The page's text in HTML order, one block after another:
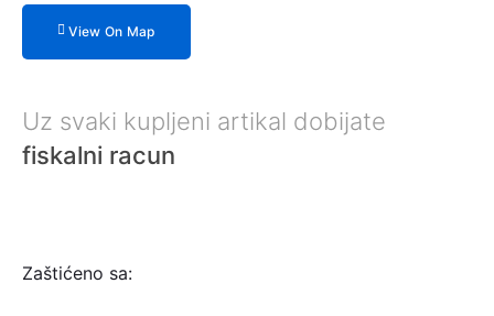
View On Map
Uz svaki kupljeni artikal dobijate
fiskalni racun
Zaštićeno sa: